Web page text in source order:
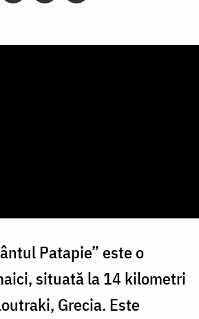
Patapie” este o
situată la 14 kilometri
Grecia. Este